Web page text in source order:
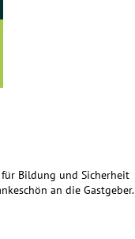
Bildung und Sicherheit
an die Gastgeber.